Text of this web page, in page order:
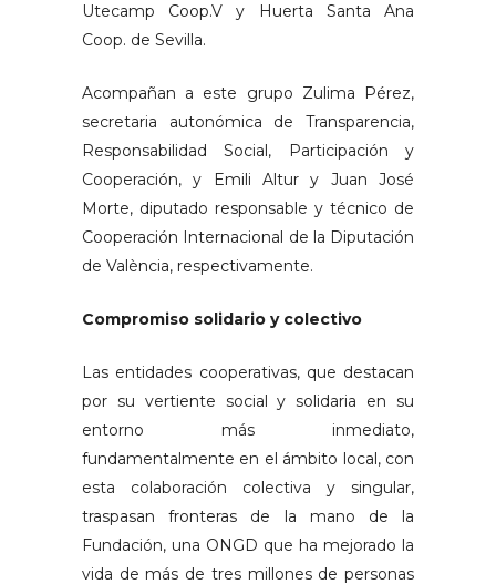
Utecamp Coop.V y Huerta Santa Ana
Coop. de Sevilla.
Acompañan a este grupo Zulima Pérez,
secretaria autonómica de Transparencia,
Responsabilidad Social, Participación y
Cooperación, y Emili Altur y Juan José
Morte, diputado responsable y técnico de
Cooperación Internacional de la Diputación
de València, respectivamente.
Compromiso solidario y colectivo
Las entidades cooperativas, que destacan
por su vertiente social y solidaria en su
entorno más inmediato,
fundamentalmente en el ámbito local, con
esta colaboración colectiva y singular,
traspasan fronteras de la mano de la
Fundación, una ONGD que ha mejorado la
vida de más de tres millones de personas